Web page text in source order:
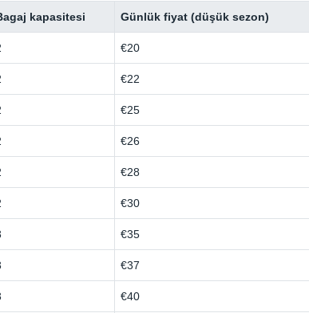
kapasitesi Günlük fiyat (düşük sezon)
€20
€22
€25
€26
€28
€30
€35
€37
€40